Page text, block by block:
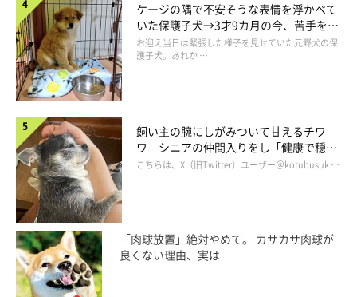
ケージの隅で不安そうな表情を浮かべて
いた保護子犬→3才9カ月の今、苦手を克
服し頼もしいコに成長！
お迎え当日は緊張した様子を見せていた元野犬の保
護子犬。あれか …
飼い主の腕にしがみついて甘えるチワ
ワ シニアの仲間入りをし「健康で穏や
かな暮らしが続いてほしい」と願う
こちらは、X（旧Twitter）ユーザー＠kotubusuk …
「肉球放置」絶対やめて。 カサカサ肉球が
良くない理由、実は...